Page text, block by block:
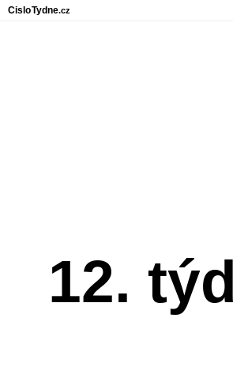
12.
CisloTydne.cz